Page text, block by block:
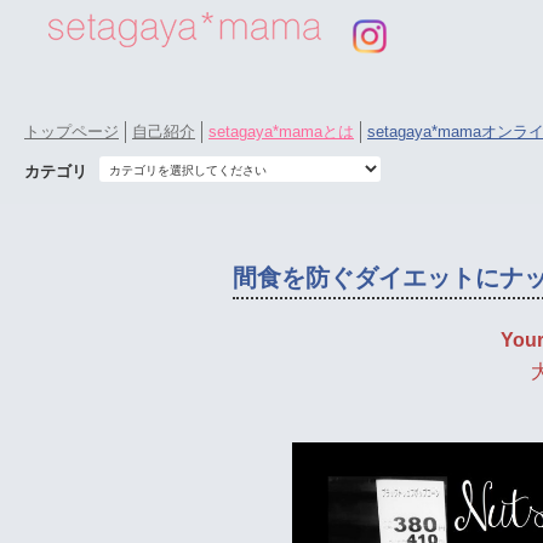
トップページ 自己紹介 setagaya*mamaとは setagaya*mamaオンラ
カテゴリ
間食を防ぐダイエットに